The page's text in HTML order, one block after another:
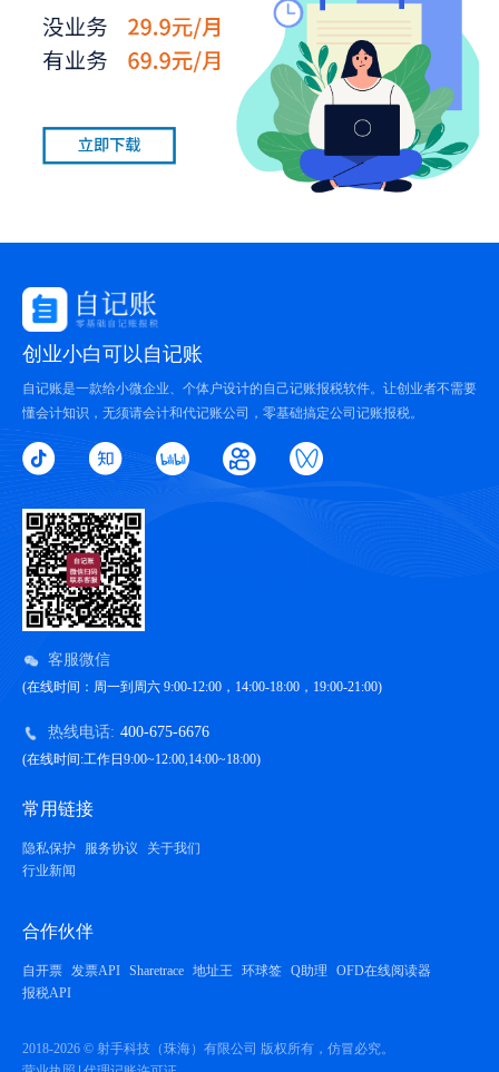
创业小白可以自记账
自记账是一款给小微企业、个体户设计的自己记账报税软件。让创业者不需要
懂会计知识，无须请会计和代记账公司，零基础搞定公司记账报税。
客服微信
(在线时间：周一到周六 9:00-12:00，14:00-18:00，19:00-21:00)
热线电话: 400-675-6676
(在线时间:工作日9:00~12:00,14:00~18:00)
常用链接
隐私保护 服务协议
关于我们
行业新闻
合作伙伴
自开票 发票API Sharetrace 地址王 环球签 Q助理
OFD在线阅读器
报税API
2018-2026 © 射手科技（珠海）有限公司 版权所有，仿冒必究。